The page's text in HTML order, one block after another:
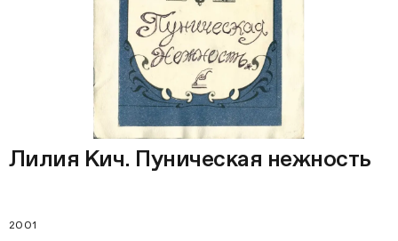
Лилия Кич. Пуническая нежность
2001